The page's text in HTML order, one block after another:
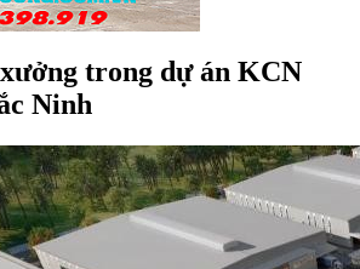
trong dự án KCN
Ninh